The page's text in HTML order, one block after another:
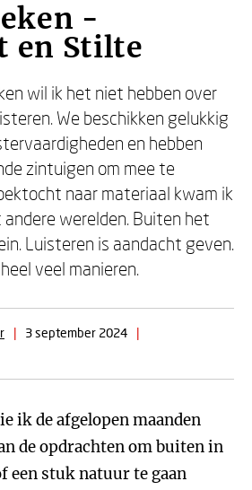
-
en Stilte
wil ik het niet hebben over
We beschikken gelukkig
en hebben
zintuigen om mee te
naar materiaal kwam ik
andere werelden. Buiten het
Luisteren is aandacht geven.
veel manieren.
| 3 september 2024
|
ik de afgelopen maanden
de opdrachten om buiten in
een stuk natuur te gaan